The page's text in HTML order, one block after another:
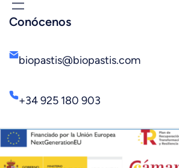
Conócenos
biopastis@biopastis.com
+34 925 180 903